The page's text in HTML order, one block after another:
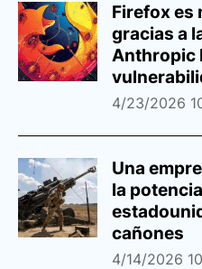
Firefox es
gracias a
Anthropic
4/23/2026
Una
la
cañones
4/14/2026